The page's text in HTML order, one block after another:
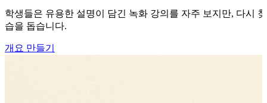
학생들은 유용한 설명이 담긴 녹화 강의를 자주 보지만, 다시
습을 돕습니다.
개요 만들기